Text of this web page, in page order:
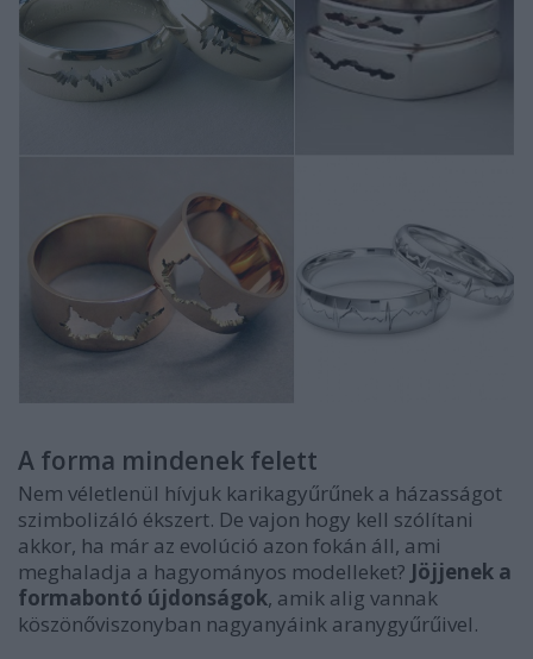
A forma mindenek felett
Nem véletlenül hívjuk karikagyűrűnek a házasságot
szimbolizáló ékszert. De vajon hogy kell szólítani
akkor, ha már az evolúció azon fokán áll, ami
meghaladja a hagyományos modelleket? Jöjjenek a
formabontó újdonságok, amik alig vannak
köszönőviszonyban nagyanyáink aranygyűrűivel.